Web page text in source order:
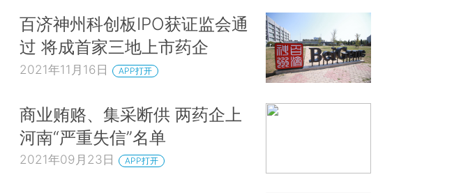
百济神州科创板IPO获证监会通
过 将成首家三地上市药企
2021年11月16日 APP打开
商业贿赂、集采断供 两药企上
河南“严重失信”名单
2021年09月23日 APP打开